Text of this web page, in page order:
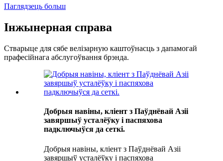
Паглядзець больш
Інжынерная справа
Стварыце для сябе велізарную каштоўнасць з дапамогай
прафесійнага абслугоўвання брэнда.
Добрыя навіны, кліент з Паўднёвай Азіі
завяршыў усталёўку і паспяхова
падключыўся да сеткі.
Добрыя навіны, кліент з Паўднёвай Азіі
завяршыў усталёўку і паспяхова